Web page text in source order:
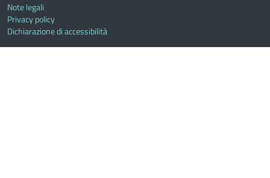
Note legali
Privacy policy
Dichiarazione di accessibilità